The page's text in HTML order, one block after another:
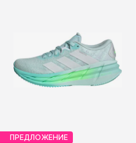
ПРЕДЛОЖЕНИЕ